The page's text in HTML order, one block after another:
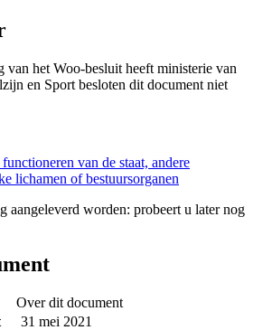
van het Woo-besluit heeft ministerie van
en Sport besloten dit document niet
van de staat, andere
lichamen of bestuursorganen
aangeleverd worden: probeert u later nog
Over dit document
31 mei 2021